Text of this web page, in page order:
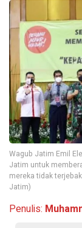
Wagub Jatim Emil
Jatim untuk
mereka tidak
Jatim)
Penulis: